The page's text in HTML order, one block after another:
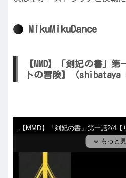
MikuMikuDance
【MMD】「剣妃の書」
トの冒険】（shibataya